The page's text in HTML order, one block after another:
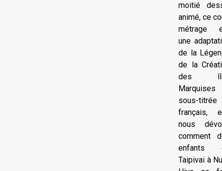
moitié
animé, ce
métrage
une
de la
de la
des
sous-titrée
français,
nous
comment
enfants
Taipivai à